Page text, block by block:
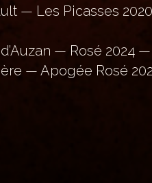
— Les Picasses
— Rosé 2024
— Apogée Rosé